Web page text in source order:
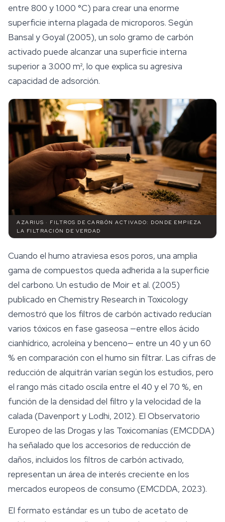
entre 800 y 1.000 °C) para crear una enorme
superficie interna plagada de microporos. Según
Bansal y Goyal (2005), un solo gramo de carbón
activado puede alcanzar una superficie interna
superior a 3.000 m², lo que explica su agresiva
capacidad de adsorción.
AZARIUS · FILTROS DE CARBÓN ACTIVADO: DONDE EMPIEZA
LA FILTRACIÓN DE VERDAD
Cuando el humo atraviesa esos poros, una amplia
gama de compuestos queda adherida a la superficie
del carbono. Un estudio de Moir et al. (2005)
publicado en Chemistry Research in Toxicology
demostró que los filtros de carbón activado reducían
varios tóxicos en fase gaseosa —entre ellos ácido
cianhídrico, acroleína y benceno— entre un 40 y un 60
% en comparación con el humo sin filtrar. Las cifras de
reducción de alquitrán varían según los estudios, pero
el rango más citado oscila entre el 40 y el 70 %, en
función de la densidad del filtro y la velocidad de la
calada (Davenport y Lodhi, 2012). El Observatorio
Europeo de las Drogas y las Toxicomanías (EMCDDA)
ha señalado que los accesorios de reducción de
daños, incluidos los filtros de carbón activado,
representan un área de interés creciente en los
mercados europeos de consumo (EMCDDA, 2023).
El formato estándar es un tubo de acetato de